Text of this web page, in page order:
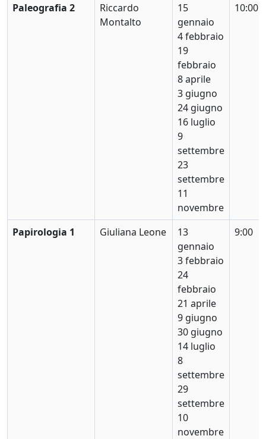
Paleografia 2
Riccardo
Montalto
15
gennaio
4 febbraio
19
febbraio
8 aprile
3 giugno
24 giugno
16 luglio
9
settembre
23
settembre
11
novembre
10:00
Papirologia 1 Giuliana Leone
13
gennaio
3 febbraio
24
febbraio
21 aprile
9 giugno
30 giugno
14 luglio
8
settembre
29
settembre
10
novembre
9:00